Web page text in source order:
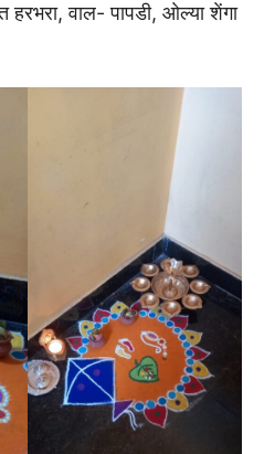
वाल- पापडी, ओल्या शेंगा